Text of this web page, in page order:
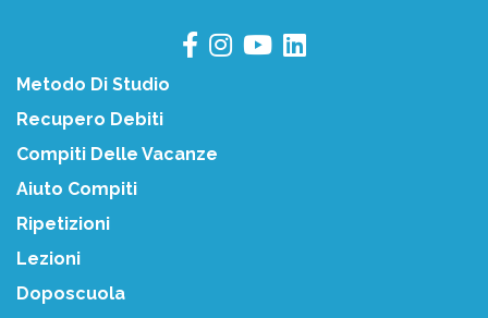
Metodo Di Studio
Recupero Debiti
Compiti Delle Vacanze
Aiuto Compiti
Ripetizioni
Lezioni
Doposcuola